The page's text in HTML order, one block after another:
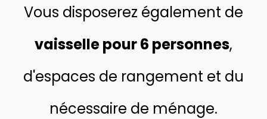
Vous disposerez également de
vaisselle pour 6 personnes,
d'espaces de rangement et du
nécessaire de ménage.